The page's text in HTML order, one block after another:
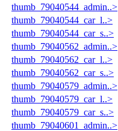
thumb_79040544_admin..>
thumb_79040544_car_l..>
thumb_79040544_car_s..>
thumb_79040562_admin..>
thumb_79040562_car_l..>
thumb_79040562_car_s..>
thumb_79040579_admin..>
thumb_79040579_car_l..>
thumb_79040579_car_s..>
thumb_79040601_admin..>